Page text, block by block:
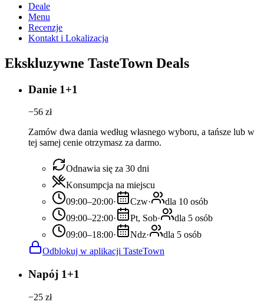
Deale
Menu
Recenzje
Kontakt i Lokalizacja
Ekskluzywne TasteTown Deals
Danie 1+1
−56 zł
Zamów dwa dania według własnego wyboru, a tańsze lub w
tej samej cenie otrzymasz za darmo.
Odnawia się za 30 dni
Konsumpcja na miejscu
09:00–20:00· Czw·
dla 10 osób
09:00–22:00· Pt, Sob·
dla 5 osób
09:00–18:00· Ndz·
dla 5 osób
Odblokuj w aplikacji TasteTown
Napój 1+1
−25 zł